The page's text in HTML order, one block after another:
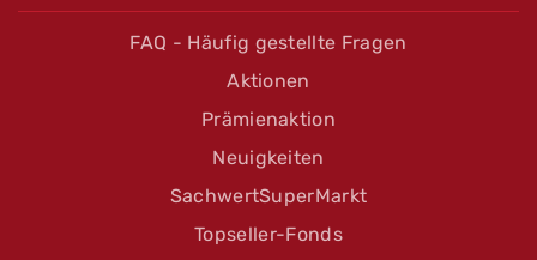
FAQ - Häufig gestellte Fragen
Aktionen
Prämienaktion
Neuigkeiten
SachwertSuperMarkt
Topseller-Fonds